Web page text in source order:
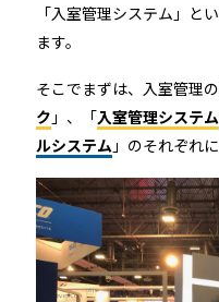
「入室管理システム」と
ます。
そこでまずは、入室管理
ク 」、「入室管理システム
ルシステム」のそれぞれ
Apple ウォレットを
は？
ホーム